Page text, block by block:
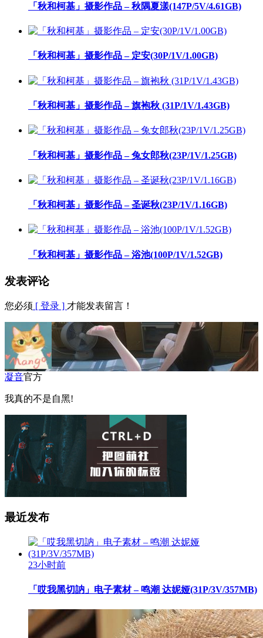
「秋和柯基」摄影作品 – 秋隅夏漾(147P/5V/4.61GB)
「秋和柯基」摄影作品 – 定安(30P/1V/1.00GB)
「秋和柯基」摄影作品 – 旗袍秋 (31P/1V/1.43GB)
「秋和柯基」摄影作品 – 兔女郎秋(23P/1V/1.25GB)
「秋和柯基」摄影作品 – 圣诞秋(23P/1V/1.16GB)
「秋和柯基」摄影作品 – 浴池(100P/1V/1.52GB)
发表评论
您必须 [ 登录 ] 才能发表留言！
凝音官方
我真的不是自黑!
最近发布
23小时前
「哎我黑切訥」电子素材 – 鸣潮 达妮娅(31P/3V/357MB)